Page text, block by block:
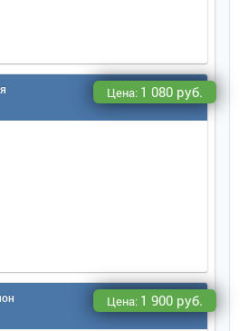
Цена: 1 080 руб.
Цена: 1 900 руб.